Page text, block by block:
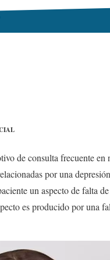
de consulta frecuente en
por una
un aspecto de falta
es producido por una